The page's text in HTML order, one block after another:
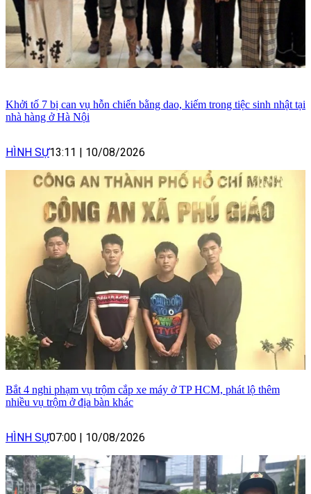
Khởi tố 7 bị can vụ hỗn chiến bằng dao, kiếm trong tiệc sinh nhật tại
nhà hàng ở Hà Nội
HÌNH SỰ13:11 10/08/2026
Bắt 4 nghi phạm vụ trộm cắp xe máy ở TP HCM, phát lộ thêm
nhiều vụ trộm ở địa bàn khác
HÌNH SỰ07:00 10/08/2026